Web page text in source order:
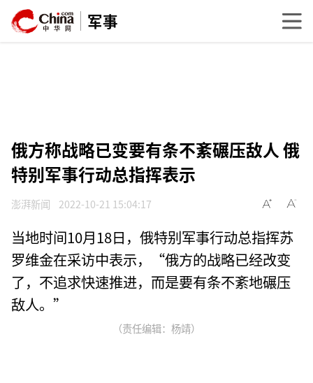
军事
俄方称战略已变要有条不紊碾压敌人 俄
特别军事行动总指挥表示
澎湃新闻 2022-10-21 15:04:17
当地时间10月18日，俄特别军事行动总指挥苏
罗维金在采访中表示，“俄方的战略已经改变
了，不追求快速推进，而是要有条不紊地碾压
敌人。”
（责任编辑：杨靖）